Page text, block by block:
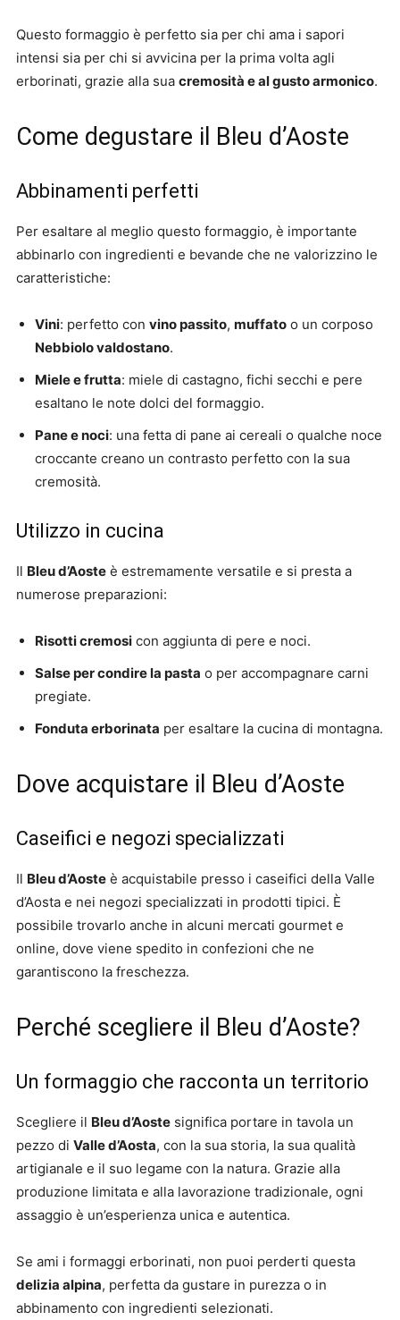
Questo formaggio è perfetto sia per chi ama i sapori
intensi sia per chi si avvicina per la prima volta agli
erborinati, grazie alla sua cremosità e al gusto armonico.
Come degustare il Bleu d’Aoste
Abbinamenti perfetti
Per esaltare al meglio questo formaggio, è importante
abbinarlo con ingredienti e bevande che ne valorizzino le
caratteristiche:
Vini: perfetto con vino passito, muffato o un corposo
Nebbiolo valdostano.
Miele e frutta: miele di castagno, fichi secchi e pere
esaltano le note dolci del formaggio.
Pane e noci: una fetta di pane ai cereali o qualche noce
croccante creano un contrasto perfetto con la sua
cremosità.
Utilizzo in cucina
Il Bleu d’Aoste è estremamente versatile e si presta a
numerose preparazioni:
Risotti cremosi con aggiunta di pere e noci.
Salse per condire la pasta o per accompagnare carni
pregiate.
Fonduta erborinata per esaltare la cucina di montagna.
Dove acquistare il Bleu d’Aoste
Caseifici e negozi specializzati
Il Bleu d’Aoste è acquistabile presso i caseifici della Valle
d’Aosta e nei negozi specializzati in prodotti tipici. È
possibile trovarlo anche in alcuni mercati gourmet e
online, dove viene spedito in confezioni che ne
garantiscono la freschezza.
Perché scegliere il Bleu d’Aoste?
Un formaggio che racconta un territorio
Scegliere il Bleu d’Aoste significa portare in tavola un
pezzo di Valle d’Aosta, con la sua storia, la sua qualità
artigianale e il suo legame con la natura. Grazie alla
produzione limitata e alla lavorazione tradizionale, ogni
assaggio è un’esperienza unica e autentica.
Se ami i formaggi erborinati, non puoi perderti questa
delizia alpina, perfetta da gustare in purezza o in
abbinamento con ingredienti selezionati.